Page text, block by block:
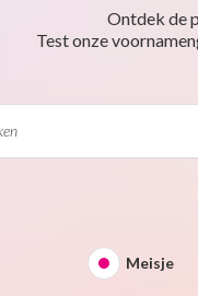
Ontdek de
Test onze
Meisje